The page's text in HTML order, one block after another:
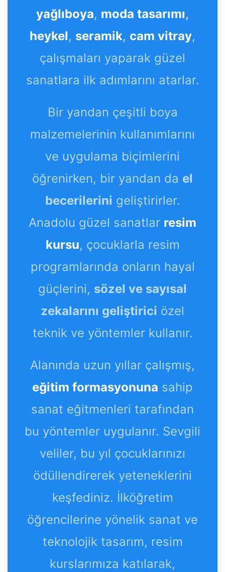
yağlıboya, moda tasarımı,
heykel, seramik, cam vitray,
çalışmaları yaparak güzel
sanatlara ilk adımlarını atarlar.
Bir yandan çeşitli boya
malzemelerinin kullanımlarını
ve uygulama biçimlerini
öğrenirken, bir yandan da el
becerilerini geliştirirler.
Anadolu güzel sanatlar resim
kursu, çocuklarla resim
programlarında onların hayal
güçlerini, sözel ve sayısal
zekalarını geliştirici özel
teknik ve yöntemler kullanır.
Alanında uzun yıllar çalışmış,
eğitim formasyonuna sahip
sanat eğitmenleri tarafından
bu yöntemler uygulanır. Sevgili
veliler, bu yıl çocuklarınızı
ödüllendirerek yeteneklerini
keşfediniz. İlköğretim
öğrencilerine yönelik sanat ve
teknolojik tasarım, resim
kurslarımıza katılarak,